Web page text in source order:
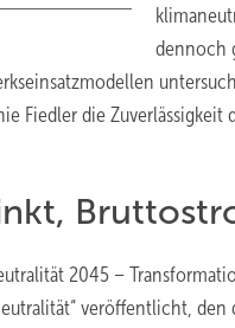
dennoch
Fiedler die
2045 –
veröffentlicht,